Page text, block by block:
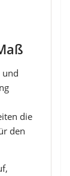
und
die
den